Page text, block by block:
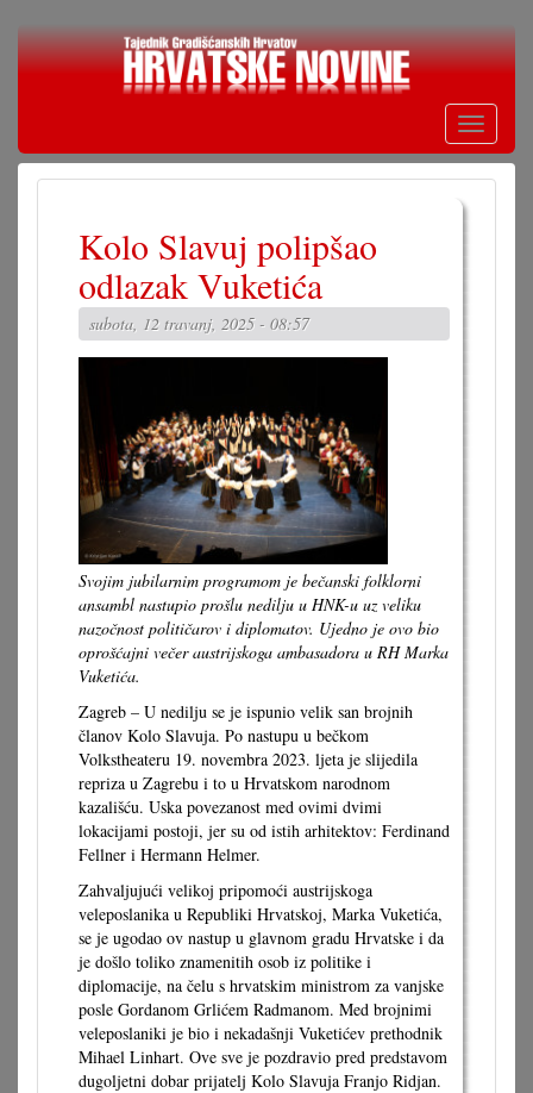
Skoči
Toggle
Kolo Slavuj polipšao
odlazak Vuketića
subota, 12 travanj, 2025 - 08:57
Svojim jubilarnim programom je bečanski folklorni
ansambl nastupio prošlu nedilju u HNK-u uz veliku
nazočnost političarov i diplomatov. Ujedno je ovo bio
oprošćajni večer austrijskoga ambasadora u RH Marka
Vuketića.
Zagreb – U nedilju se je ispunio velik san brojnih
članov Kolo Slavuja. Po nastupu u bečkom
Volkstheateru 19. novembra 2023. ljeta je slijedila
repriza u Zagrebu i to u Hrvatskom narodnom
kazališću. Uska povezanost med ovimi dvimi
lokacijami postoji, jer su od istih arhitektov: Ferdinand
Fellner i Hermann Helmer.
Zahvaljujući velikoj pripomoći austrijskoga
veleposlanika u Republiki Hrvatskoj, Marka Vuketića,
se je ugodao ov nastup u glavnom gradu Hrvatske i da
je došlo toliko znamenitih osob iz politike i
diplomacije, na čelu s hrvatskim ministrom za vanjske
posle Gordanom Grlićem Radmanom. Med brojnimi
veleposlaniki je bio i nekadašnji Vuketićev prethodnik
Mihael Linhart. Ove sve je pozdravio pred predstavom
dugoljetni dobar prijatelj Kolo Slavuja Franjo Ridjan.